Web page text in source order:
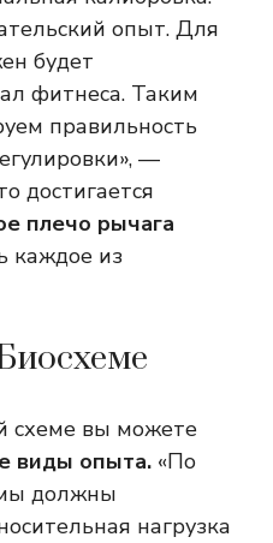
опыт. Для
будет
фитнеса. Таким
правильность
—
достигается
плечо рычага
каждое из
схеме вы можете
виды опыта. «По
должны
нагрузка